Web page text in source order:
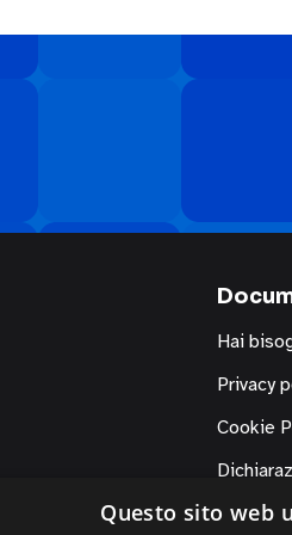
Hai
Privacy
Cookie
Questo sito web